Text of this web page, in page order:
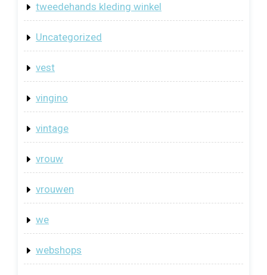
tweedehands kleding winkel
Uncategorized
vest
vingino
vintage
vrouw
vrouwen
we
webshops